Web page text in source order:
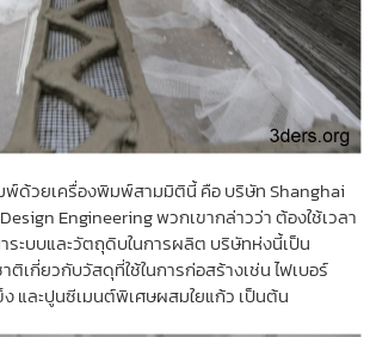
ด้วยเครื่องพิมพ์สามมิตินี้ คือ บริษัท Shanghai
Engineering พวกเขากล่าวว่า ต้องใช้เวลา
ะบบและวัตถุดิบในการผลิต บริษัทห่งนี้เป็น
เกี่ยวกับวัสดุที่ใช้ในการก่อสร้างเช่น ไฟเบอร์
และปูนซีเมนต์พิเศษผสมใยแก้ว เป็นต้น